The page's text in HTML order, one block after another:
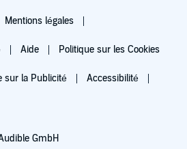
Mentions légales
Aide Politique sur les Cookies
sur la Publicité Accessibilité
GmbH